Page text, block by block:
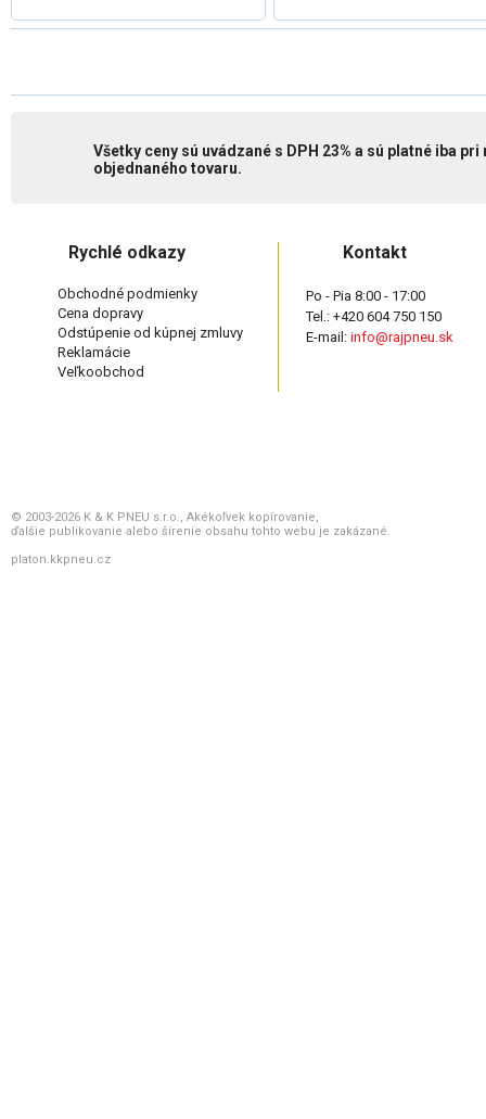
Všetky ceny sú uvádzané s DPH 23% a sú platné iba
objednaného tovaru.
Rychlé odkazy
Obchodné podmienky
Cena dopravy
Odstúpenie od kúpnej zmluvy
Reklamácie
Veľkoobchod
Kontakt
Po - Pia 8:00 - 17:00
Tel.: +420 604 750 150
E-mail: info@rajpneu.sk
© 2003-2026 K & K PNEU s.r.o., Akékoľvek kopírovanie,
ďalšie publikovanie alebo šírenie obsahu tohto webu je zakázané.
platon.kkpneu.cz